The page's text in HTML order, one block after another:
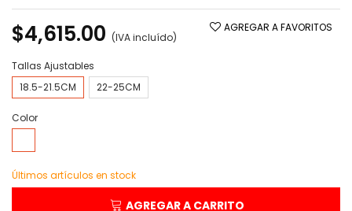
definitiva para dominar saltos, grinds y trucos técnicos con total
seguridad.
$4,615.00 (IVA incluído)
AGREGAR A FAVORITOS
Tallas Ajustables
18.5-21.5CM
22-25CM
Color
Últimos artículos en stock
AGREGAR A CARRITO